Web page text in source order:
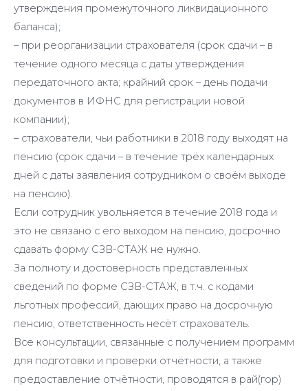
утверждения промежуточного ликвидационного
баланса);
– при реорганизации страхователя (срок сдачи – в
течение одного месяца с даты утверждения
передаточного акта; крайний срок – день подачи
документов в ИФНС для регистрации новой
компании);
– страхователи, чьи работники в 2018 году выходят на
пенсию (срок сдачи – в течение трёх календарных
дней с даты заявления сотрудником о своём выходе
на пенсию).
Если сотрудник увольняется в течение 2018 года и
это не связано с его выходом на пенсию, досрочно
сдавать форму СЗВ-СТАЖ не нужно.
За полноту и достоверность представленных
сведений по форме СЗВ-СТАЖ, в т.ч. с кодами
льготных профессий, дающих право на досрочную
пенсию, ответственность несёт страхователь.
Все консультации, связанные с получением программ
для подготовки и проверки отчётности, а также
предоставление отчётности, проводятся в рай(гор)